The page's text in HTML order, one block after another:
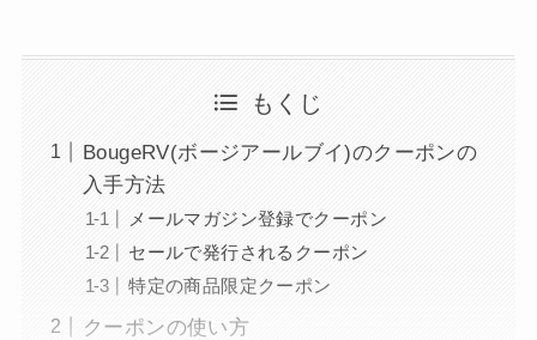
もくじ
BougeRV(ボージアールブイ)のクーポンの
入手方法
メールマガジン登録でクーポン
セールで発行されるクーポン
特定の商品限定クーポン
クーポンの使い方